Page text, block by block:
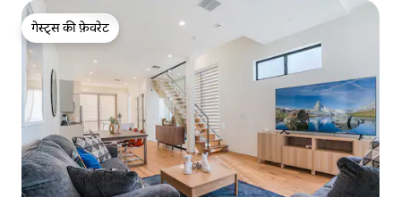
गेस्ट्स की फ़ेवरेट
गेस्ट्स की फ़ेवरेट